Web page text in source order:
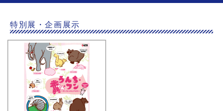
特別展・企画展示